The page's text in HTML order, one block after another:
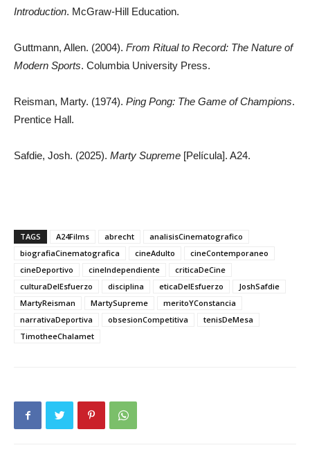
Introduction. McGraw-Hill Education.
Guttmann, Allen. (2004). From Ritual to Record: The Nature of
Modern Sports. Columbia University Press.
Reisman, Marty. (1974). Ping Pong: The Game of Champions.
Prentice Hall.
Safdie, Josh. (2025). Marty Supreme [Película]. A24.
TAGS A24Films abrecht
analisisCinematografico
biografiaCinematografica
cineAdulto
cineContemporaneo
cineDeportivo
cineIndependiente
criticaDeCine
culturaDelEsfuerzo
disciplina eticaDelEsfuerzo
JoshSafdie
MartyReisman
MartySupreme
meritoYConstancia
narrativaDeportiva
obsesionCompetitiva
tenisDeMesa
TimotheeChalamet